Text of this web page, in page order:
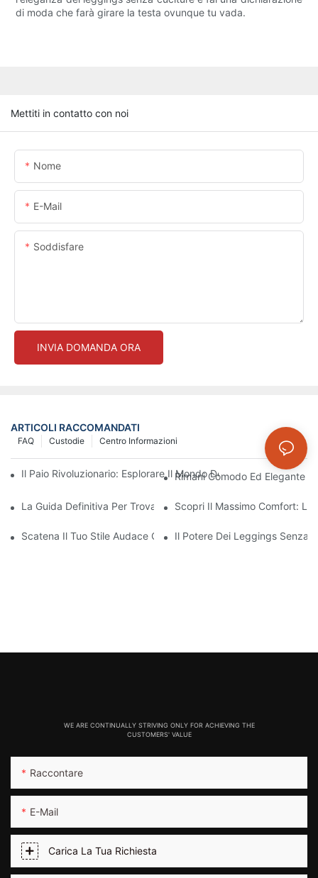
di moda che farà girare la testa ovunque tu vada.
Mettiti in contatto con noi
Nome
E-Mail
Soddisfare
INVIA DOMANDA ORA
ARTICOLI RACCOMANDATI
Centro Informazioni
Custodie
FAQ
Il Paio Rivoluzionario: Esplorare Il Mondo Dei Leggings Senza
Rimani Comodo Ed Elegante
La Guida Definitiva Per Trovare I Leggings Senza Cuciture
Scopri Il Massimo Comfort:
Scatena Il Tuo Stile Audace Con I Leggings Rossi Senza
Il Potere Dei Leggings Senza
WE ARE CONTINUALLY STRIVING ONLY FOR ACHIEVING THE
CUSTOMERS' VALUE
Raccontare
E-Mail
Carica La Tua Richiesta